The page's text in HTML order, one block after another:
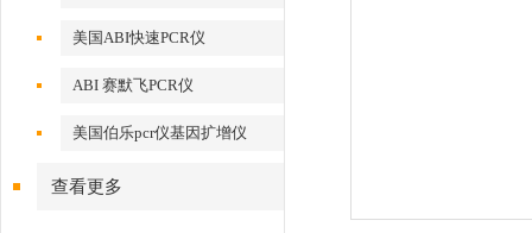
美国ABI快速PCR仪
ABI 赛默飞PCR仪
美国伯乐pcr仪基因扩增仪
查看更多